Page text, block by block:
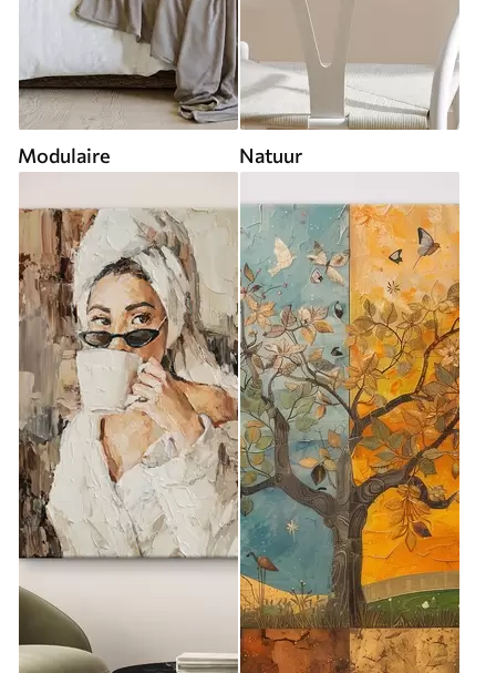
Modulaire Natuur